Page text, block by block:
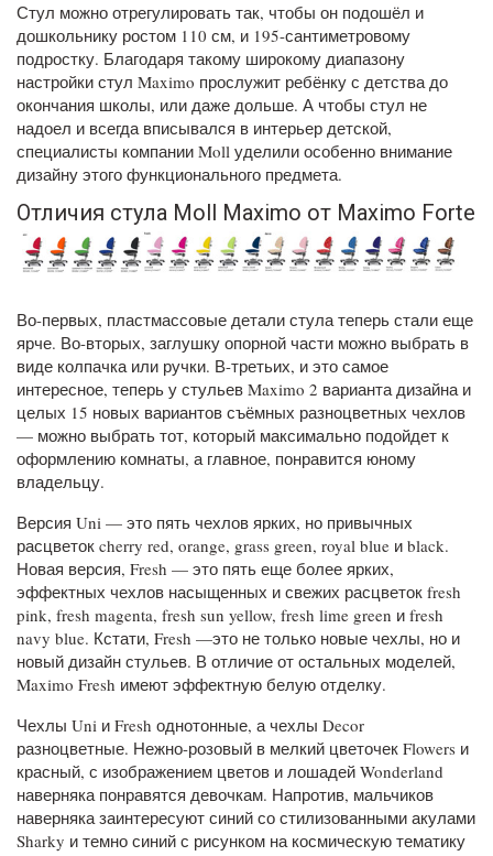
Стул можно отрегулировать так, чтобы он подошёл и
дошкольнику ростом 110 см, и 195-сантиметровому
подростку. Благодаря такому широкому диапазону
настройки стул Maximo прослужит ребёнку с детства до
окончания школы, или даже дольше. А чтобы стул не
надоел и всегда вписывался в интерьер детской,
специалисты компании Moll уделили особенно внимание
дизайну этого функционального предмета.
Отличия стула Moll Maximo от Maximo Forte
Во-первых, пластмассовые детали стула теперь стали еще
ярче. Во-вторых, заглушку опорной части можно выбрать в
виде колпачка или ручки. В-третьих, и это самое
интересное, теперь у стульев Maximo 2 варианта дизайна и
целых 15 новых вариантов съёмных разноцветных чехлов
— можно выбрать тот, который максимально подойдет к
оформлению комнаты, а главное, понравится юному
владельцу.
Версия Uni — это пять чехлов ярких, но привычных
расцветок cherry red, orange, grass green, royal blue и black.
Новая версия, Fresh — это пять еще более ярких,
эффектных чехлов насыщенных и свежих расцветок fresh
pink, fresh magenta, fresh sun yellow, fresh lime green и fresh
navy blue. Кстати, Fresh —это не только новые чехлы, но и
новый дизайн стульев. В отличие от остальных моделей,
Maximo Fresh имеют эффектную белую отделку.
Чехлы Uni и Fresh однотонные, а чехлы Decor
разноцветные. Нежно-розовый в мелкий цветочек Flowers и
красный, с изображением цветов и лошадей Wonderland
наверняка понравятся девочкам. Напротив, мальчиков
наверняка заинтересуют синий со стилизованными акулами
Sharky и темно синий с рисунком на космическую тематику